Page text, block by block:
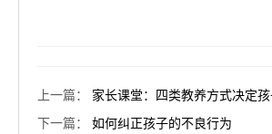
上一篇： 家长课堂：四类教养方式决定
下一篇： 如何纠正孩子的不良行为